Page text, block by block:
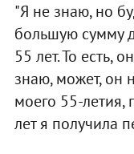
"Я не знаю, но
большую сумму
55 лет. То есть,
знаю, может, он
моего 55-летия,
лет я получила